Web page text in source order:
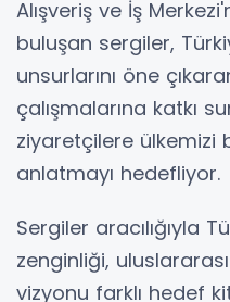
Alışveriş ve İş
buluşan sergiler,
unsurlarını öne
çalışmalarına katkı
ziyaretçilere ülkemizi
anlatmayı hedefliyor.
Sergiler aracılığıyla
zenginliği,
vizyonu farklı hedef